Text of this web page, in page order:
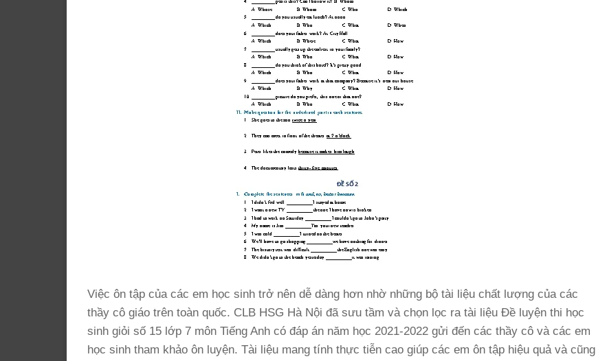
Việc ôn tập của các em học sinh trở nên dễ dàng hơn nhờ những bộ tài liệu chất lượng của các
thầy cô giáo trên toàn quốc. CLB HSG Hà Nội đã sưu tầm và chọn lọc ra tài liệu Đề luyện thi học
sinh giỏi số 15 lớp 7 môn Tiếng Anh có đáp án năm học 2021-2022 gửi đến các thầy cô và các em
học sinh tham khảo ôn luyện. Tài liệu mang tính thực tiễn cao giúp các em ôn tập hiệu quả và cũng